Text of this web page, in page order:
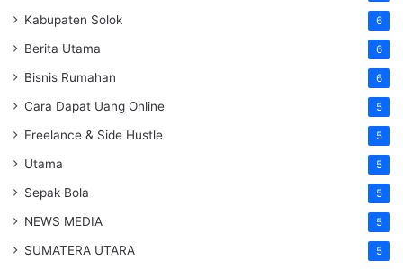
Kabupaten Solok 6
Berita Utama 6
Bisnis Rumahan 6
Cara Dapat Uang Online 5
Freelance & Side Hustle 5
Utama 5
Sepak Bola 5
NEWS MEDIA 5
SUMATERA UTARA 5